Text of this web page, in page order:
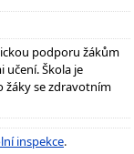
podporu žákům
učení. Škola je
žáky se zdravotním
inspekce.